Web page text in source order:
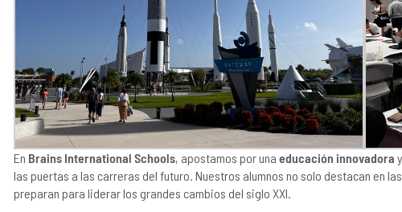
En Brains International Schools, apostamos por una educación innovadora
las puertas a las carreras del futuro. Nuestros alumnos no solo destacan en
preparan para liderar los grandes cambios del siglo XXI.